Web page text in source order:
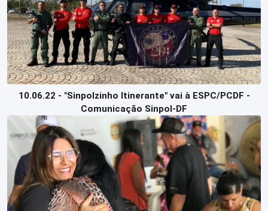
10.06.22 - "Sinpolzinho Itinerante" vai à ESPC/PCDF -
Comunicação Sinpol-DF